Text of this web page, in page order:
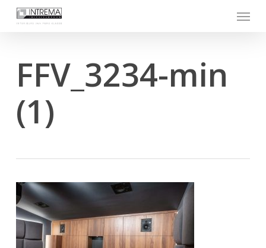
Menu
FFV_3234-min
(1)